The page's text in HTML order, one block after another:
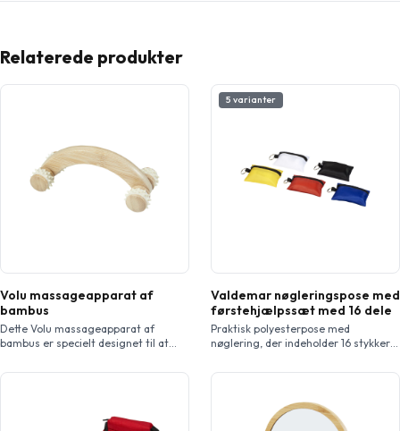
Relaterede produkter
Volu massageapparat af
bambus
Dette Volu massageapparat af
bambus er specielt designet til at
og mave. Det frigiver
eliminerer træthed og hjælper med
5 varianter
Valdemar nøgleringspose med
førstehjælpssæt med 16 dele
Praktisk polyesterpose med
nøglering, der indeholder 16 stykker
indeholder en saks (9 cm), 2
meter x 6 cm), 2 vatkugler (0,5 g), 3
sikkerhedsnåle (3,6 cm), 5 plastre (45